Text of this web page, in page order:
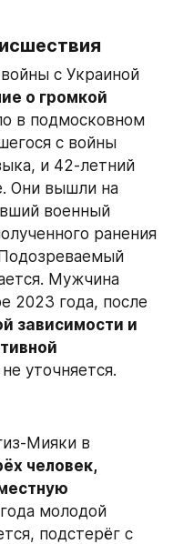
о громкой
в подмосковном
с войны
и 42-летний
Они вышли на
ранения
Мужчина
2023 года, после
зависимости и
уточняется.
Мияки в
убивший трёх человек,
молодой
подстерёг с